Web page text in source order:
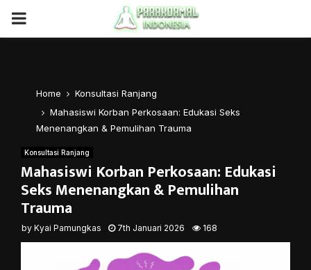
PRIMARY
Home
Konsultasi Ranjang
Mahasiswi Korban Perkosaan: Edukasi Seks
Menenangkan & Pemulihan Trauma
Konsultasi Ranjang
Mahasiswi Korban Perkosaan: Edukasi
Seks Menenangkan & Pemulihan
Trauma
by Kyai Pamungkas 7th Januari 2026 168